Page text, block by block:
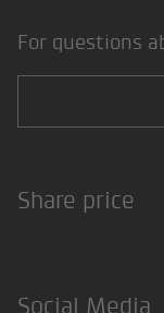
For questions
Share price
Social Media